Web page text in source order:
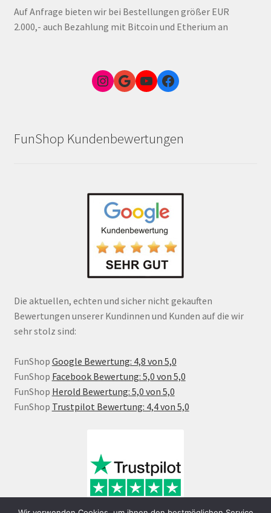
Auf Anfrage bieten wir bei Bestellungen größer EUR
2.000,- auch Bezahlung mit Bitcoin und Etherium an
Instagram
Google Link zum FunShop WienYouTubeFacebook
FunShop Kundenbewertungen
Die aktuellen, echten und sicher nicht gekauften
Bewertungen unserer Kundinnen und Kunden auf die wir
sehr stolz sind:
FunShop Google Bewertung: 4,8 von 5,0
FunShop Facebook Bewertung: 5,0 von 5,0
FunShop Herold Bewertung: 5,0 von 5,0
FunShop Trustpilot Bewertung: 4,4 von 5,0